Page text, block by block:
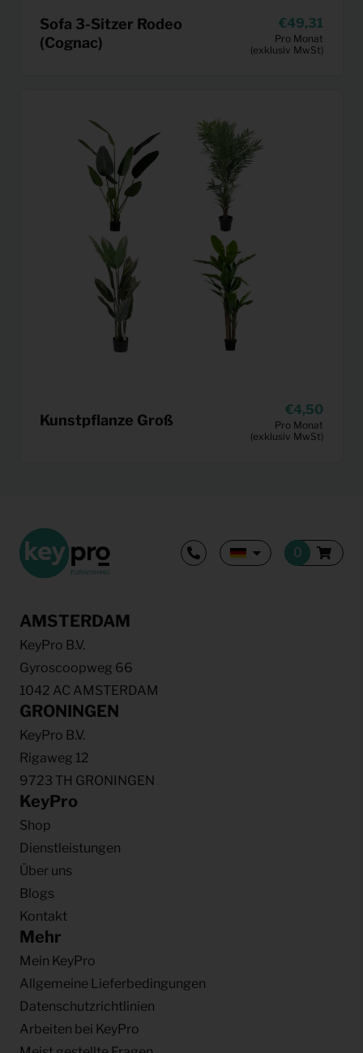
Sofa 3-Sitzer Rodeo
(Cognac)
49,31
Pro Monat
(exklusiv MwSt)
Kunstpflanze Groß
4,50
Pro Monat
(exklusiv MwSt)
AMSTERDAM
KeyPro B.V.
Gyroscoopweg 66
1042 AC AMSTERDAM
GRONINGEN
KeyPro B.V.
Rigaweg 12
9723 TH GRONINGEN
KeyPro
Shop
Dienstleistungen
Über uns
Blogs
Kontakt
Mehr
Mein KeyPro
Allgemeine Lieferbedingungen
Datenschutzrichtlinien
Arbeiten bei KeyPro